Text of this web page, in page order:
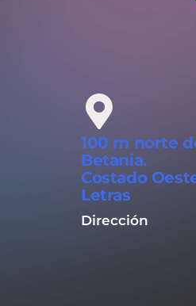
100 m norte
Betania.
Costado
Letras
Dirección